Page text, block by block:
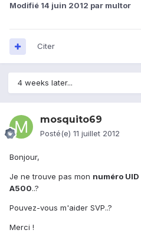
Modifié 14 juin 2012 par multor
Citer
4 weeks later...
mosquito69
Posté(e) 11 juillet 2012
Bonjour,
Je ne trouve pas mon numéro UID
A500..?
Pouvez-vous m'aider SVP..?
Merci !